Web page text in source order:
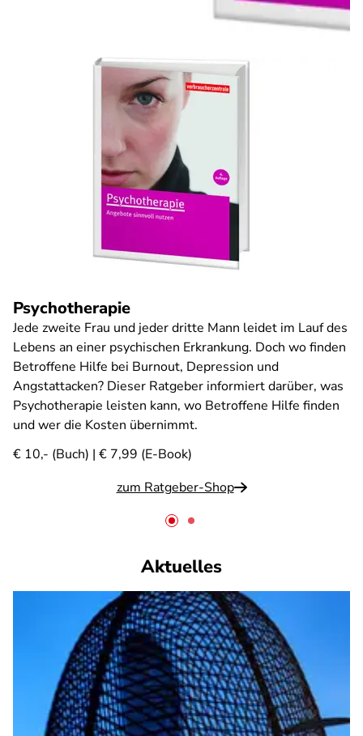
Psychotherapie
Jede zweite Frau und jeder dritte Mann leidet im Lauf des
Lebens an einer psychischen Erkrankung. Doch wo finden
Betroffene Hilfe bei Burnout, Depression und
Angstattacken? Dieser Ratgeber informiert darüber, was
Psychotherapie leisten kann, wo Betroffene Hilfe finden
und wer die Kosten übernimmt.
€ 10,- (Buch) | € 7,99 (E-Book)
zum Ratgeber-Shop
Aktuelles